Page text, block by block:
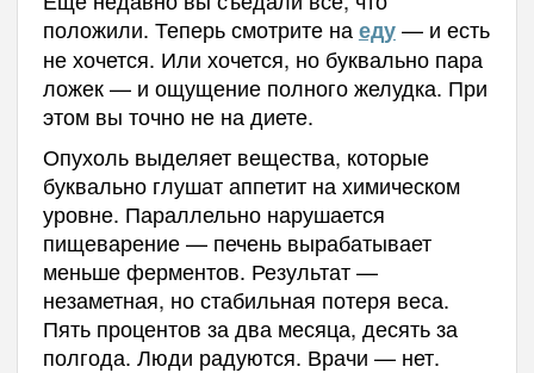
положили. Теперь смотрите наеду— и есть
не хочется. Или хочется, но буквально пара
ложек — и ощущение полного желудка. При
этом вы точно не на диете.
Опухоль выделяет вещества, которые
буквально глушат аппетит на химическом
уровне. Параллельно нарушается
пищеварение — печень вырабатывает
меньше ферментов. Результат —
незаметная, но стабильная потеря веса.
Пять процентов за два месяца, десять за
полгода. Люди радуются. Врачи — нет.